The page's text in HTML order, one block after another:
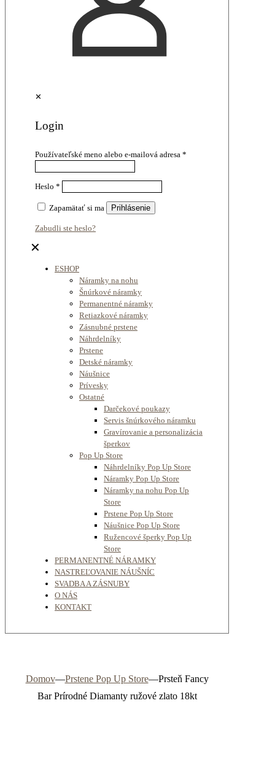
✕
Login
Používateľské meno alebo e-mailová adresa *
Heslo *
Zapamätať si ma Prihlásenie
Zabudli ste heslo?
✕
ESHOP
Náramky na nohu
Šnúrkové náramky
Permanentné náramky
Retiazkové náramky
Zásnubné prstene
Náhrdelníky
Prstene
Detské náramky
Náušnice
Prívesky
Ostatné
Darčekové poukazy
Servis šnúrkového náramku
Gravírovanie a personalizácia
šperkov
Pop Up Store
Náhrdelníky Pop Up Store
Náramky Pop Up Store
Náramky na nohu Pop Up
Store
Prstene Pop Up Store
Náušnice Pop Up Store
Ružencové šperky Pop Up
Store
PERMANENTNÉ NÁRAMKY
NASTREĽOVANIE NÁUŠNÍC
SVADBA A ZÁSNUBY
O NÁS
KONTAKT
Domov—Prstene Pop Up Store—Prsteň Fancy
Bar Prírodné Diamanty ružové zlato 18kt